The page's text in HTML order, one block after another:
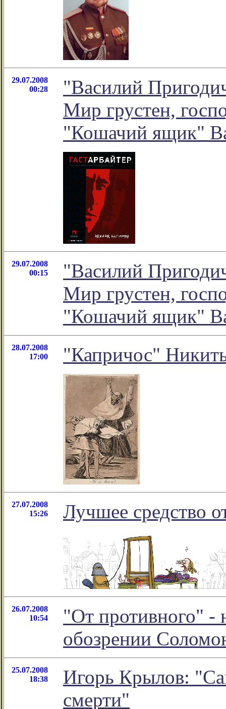
29.07.2008
00:28
"Василий
Мир грустен,
"Кошачий ящик"
29.07.2008
00:15
"Василий
Мир грустен,
"Кошачий ящик"
28.07.2008
17:00
"Капричос"
27.07.2008
15:26
Лучшее средство
26.07.2008
10:54
"От противного" -
обозрении
25.07.2008
18:38
Игорь Крылов:
смерти"